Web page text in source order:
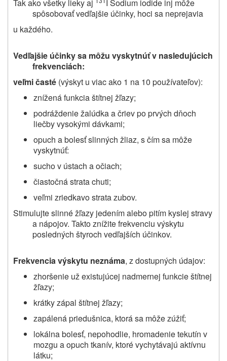
Tak ako všetky lieky aj
I Sodium iodide inj môže
spôsobovať vedľajšie účinky, hoci sa neprejavia
u každého.
Vedľajšie účinky sa môžu vyskytnúť v nasledujúcich
frekvenciách:
veľmi časté (výskyt u viac ako 1 na 10 používateľov):
znížená funkcia štítnej žľazy;
podráždenie žalúdka a čriev po prvých dňoch
liečby vysokými dávkami;
opuch a bolesť slinných žliaz, s čím sa môže
vyskytnúť:
sucho v ústach a očiach;
čiastočná strata chuti;
veľmi zriedkavo strata zubov.
Stimulujte slinné žľazy jedením alebo pitím kyslej stravy
a nápojov. Takto znížite frekvenciu výskytu
posledných štyroch vedľajších účinkov.
Frekvencia výskytu neznáma, z dostupných údajov:
zhoršenie už existujúcej nadmernej funkcie štítnej
žľazy;
krátky zápal štítnej žľazy;
zapálená priedušnica, ktorá sa môže zúžiť;
lokálna bolesť, nepohodlie, hromadenie tekutín v
mozgu a opuch tkanív, ktoré vychytávajú aktívnu
látku;